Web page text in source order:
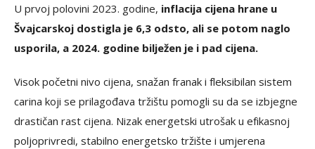
U prvoj polovini 2023. godine, inflacija cijena hrane u
Švajcarskoj dostigla je 6,3 odsto, ali se potom naglo
usporila, a 2024. godine bilježen je i pad cijena.
Visok početni nivo cijena, snažan franak i fleksibilan sistem
carina koji se prilagođava tržištu pomogli su da se izbjegne
drastičan rast cijena. Nizak energetski utrošak u efikasnoj
poljoprivredi, stabilno energetsko tržište i umjerena